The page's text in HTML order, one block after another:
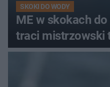
SKOKI DO WODY
ME w skokach
traci mistrzowski